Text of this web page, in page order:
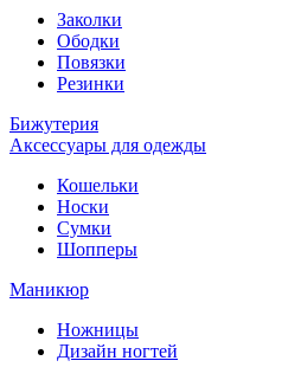
Заколки
Ободки
Повязки
Резинки
Бижутерия
Аксессуары для одежды
Кошельки
Носки
Сумки
Шопперы
Маникюр
Ножницы
Дизайн ногтей